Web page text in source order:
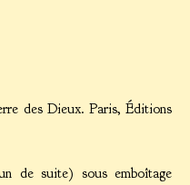
des Dieux. Paris, Éditions
de suite) sous emboîtage